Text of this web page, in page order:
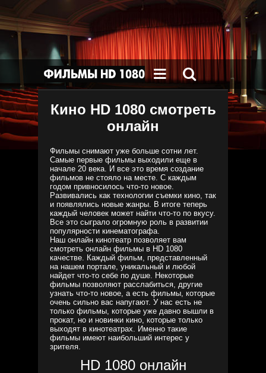
 
Кино HD 1080 смотреть
онлайн
Фильмы снимают уже больше сотни лет.
Самые первые фильмы выходили еще в
начале 20 века. И все это время создание
фильмов не стояло на месте. С каждым
годом привносилось что-то новое.
Развивались как технологии съемки кино, так
и появлялись новые жанры. В итоге теперь
каждый человек может найти что-то по вкусу.
Все это сыграло огромную роль в развитии
популярности кинематографа.
Наш онлайн кинотеатр позволяет вам
смотреть онлайн фильмы в HD 1080
качестве. Каждый фильм, представленный
на нашем портале, уникальный и любой
найдет что-то себе по душе. Некоторые
фильмы позволяют расслабиться, другие
узнать что-то новое, а есть фильмы, которые
очень сильно вас напугают. У нас есть не
только фильмы, которые уже давно вышли в
прокат, но и новинки кино, которые только
выходят в кинотеатрах. Именно такие
фильмы имеют наибольший интерес у
зрителя.
HD 1080 онлайн